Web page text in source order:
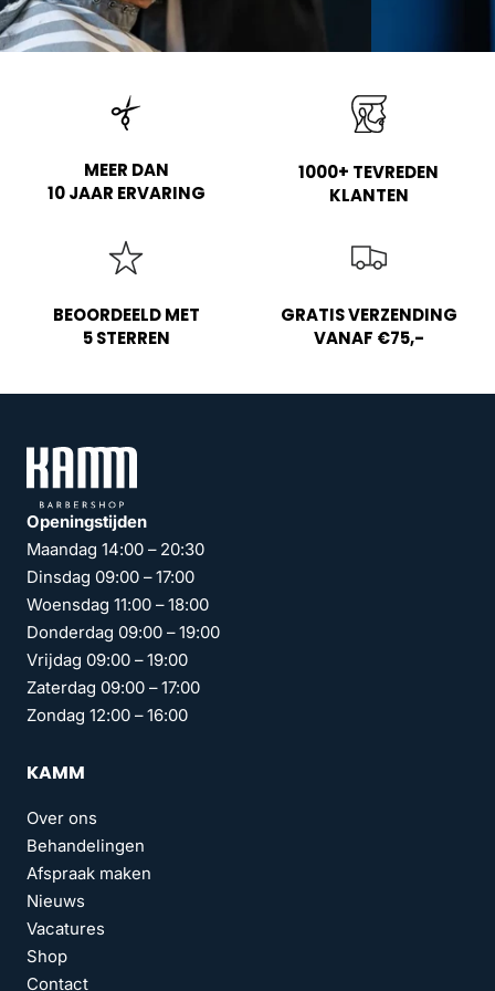
MEER DAN
10 JAAR ERVARING
1000+ TEVREDEN
KLANTEN
BEOORDEELD MET
5 STERREN
GRATIS VERZENDING
VANAF €75,-
Openingstijden
Maandag 14:00 – 20:30
Dinsdag 09:00 – 17:00
Woensdag 11:00 – 18:00
Donderdag 09:00 – 19:00
Vrijdag 09:00 – 19:00
Zaterdag 09:00 – 17:00
Zondag 12:00 – 16:00
KAMM
Over ons
Behandelingen
Afspraak maken
Nieuws
Vacatures
Shop
Contact